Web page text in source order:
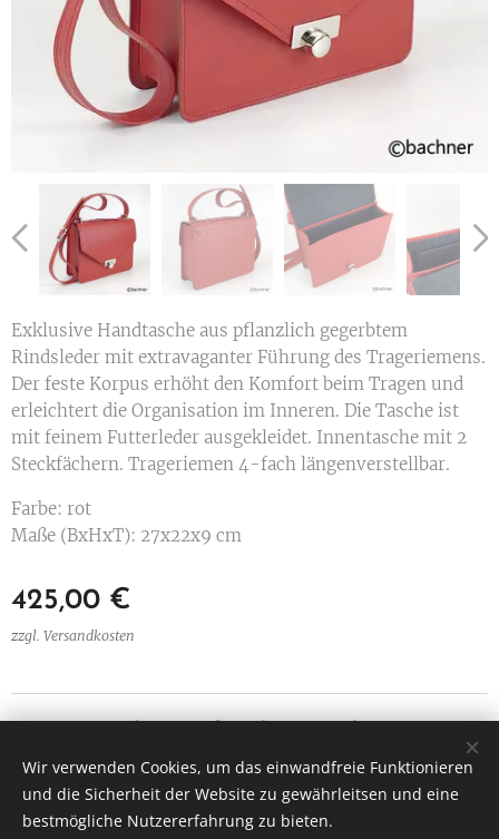
Exklusive Handtasche aus pflanzlich gegerbtem
Rindsleder mit extravaganter Führung des Trageriemens.
Der feste Korpus erhöht den Komfort beim Tragen und
erleichtert die Organisation im Inneren. Die Tasche ist
mit feinem Futterleder ausgekleidet. Innentasche mit 2
Steckfächern. Trageriemen 4-fach längenverstellbar.
Farbe: rot
Maße (BxHxT): 27x22x9 cm
425,00 €
zzgl. Versandkosten
Ledermanufaktur Christian Bachner
Alle Rechte vorbehalten 2025
Amselgasse 5, 3034 Maria Anzbach
Cookies
Wir verwenden Cookies, um das einwandfreie Funktionieren
und die Sicherheit der Website zu gewährleitsen und eine
bestmögliche Nutzererfahrung zu bieten.